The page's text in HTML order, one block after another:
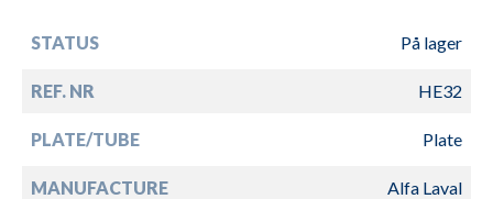
STATUS På lager
REF. NR HE32
PLATE/TUBE Plate
MANUFACTURE Alfa Laval